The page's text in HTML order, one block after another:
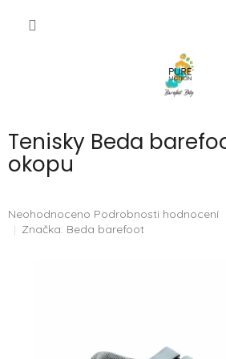
Tenisky Beda
okopu
Průměrné
hodnocení
Neohodnoceno Podrobnosti hodnocení
Značka: Beda barefoot